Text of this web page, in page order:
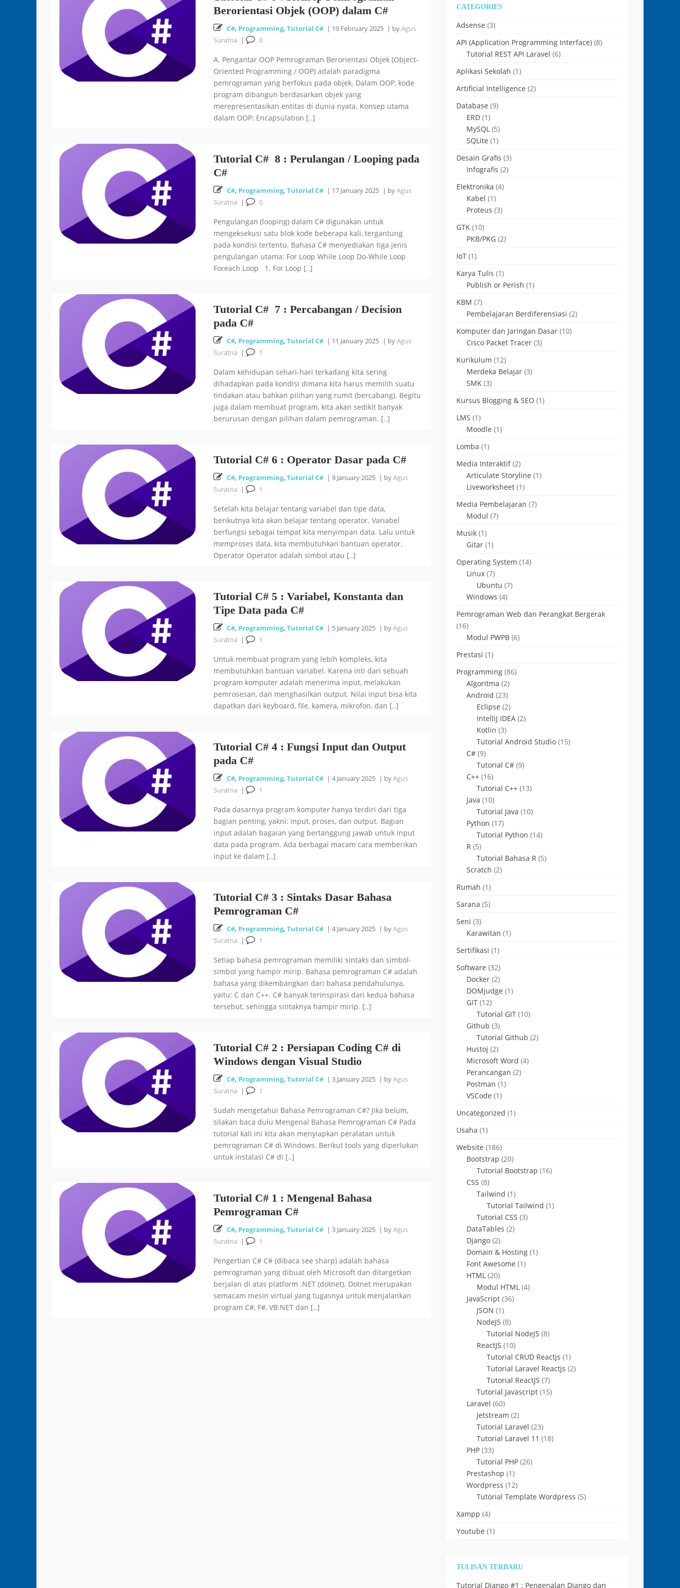
Berorientasi Objek (OOP) dalam C#
C#, Programming, Tutorial C# | 19 February 2025 | byAgus
Suratna
| 0
A. Pengantar OOP Pemrograman Berorientasi Objek (Object-
Oriented Programming / OOP) adalah paradigma
pemrograman yang berfokus pada objek. Dalam OOP, kode
program dibangun berdasarkan objek yang
merepresentasikan entitas di dunia nyata. Konsep utama
dalam OOP: Encapsulation [..]
Tutorial C# 8 : Perulangan / Looping pada
C#
C#, Programming, Tutorial C# | 17 January 2025 | byAgus
Suratna
| 0
Pengulangan (looping) dalam C# digunakan untuk
mengeksekusi satu blok kode beberapa kali, tergantung
pada kondisi tertentu. Bahasa C# menyediakan tiga jenis
pengulangan utama: For Loop While Loop Do-While Loop
Foreach Loop 1. For Loop [..]
Tutorial C# 7 : Percabangan / Decision
pada C#
C#, Programming, Tutorial C# | 11 January 2025 | byAgus
Suratna
| 1
Dalam kehidupan sehari-hari terkadang kita sering
dihadapkan pada kondisi dimana kita harus memilih suatu
tindakan atau bahkan pilihan yang rumit (bercabang). Begitu
juga dalam membuat program, kita akan sedikit banyak
berurusan dengan pilihan dalam pemrograman. [..]
Tutorial C# 6 : Operator Dasar pada C#
C#, Programming, Tutorial C# | 9 January 2025 | byAgus
Suratna
| 1
Setelah kita belajar tentang variabel dan tipe data,
berikutnya kita akan belajar tentang operator. Variabel
berfungsi sebagai tempat kita menyimpan data. Lalu untuk
memproses data, kita membutuhkan bantuan operator.
Operator Operator adalah simbol atau [..]
Tutorial C# 5 : Variabel, Konstanta dan
Tipe Data pada C#
C#, Programming, Tutorial C# | 5 January 2025 | byAgus
Suratna
| 1
Untuk membuat program yang lebih kompleks, kita
membutuhkan bantuan variabel. Karena inti dari sebuah
program komputer adalah menerima input, melakukan
pemrosesan, dan menghasilkan output. Nilai input bisa kita
dapatkan dari keyboard, file, kamera, mikrofon, dan [..]
Tutorial C# 4 : Fungsi Input dan Output
pada C#
C#, Programming, Tutorial C# | 4 January 2025 | byAgus
Suratna
| 1
Pada dasarnya program komputer hanya terdiri dari tiga
bagian penting, yakni: input, proses, dan output. Bagian
input adalah bagaian yang bertanggung jawab untuk input
data pada program. Ada berbagai macam cara memberikan
input ke dalam [..]
Tutorial C# 3 : Sintaks Dasar Bahasa
Pemrograman C#
C#, Programming, Tutorial C# | 4 January 2025 | byAgus
Suratna
| 1
Setiap bahasa pemrograman memiliki sintaks dan simbol-
simbol yang hampir mirip. Bahasa pemrograman C# adalah
bahasa yang dikembangkan dari bahasa pendahulunya,
yaitu: C dan C++. C# banyak terinspirasi dari kedua bahasa
tersebut, sehingga sintaknya hampir mirip. [..]
Tutorial C# 2 : Persiapan Coding C# di
Windows dengan Visual Studio
C#, Programming, Tutorial C# | 3 January 2025 | byAgus
Suratna
| 1
Sudah mengetahui Bahasa Pemrograman C#? Jika belum,
silakan baca dulu Mengenal Bahasa Pemrograman C# Pada
tutorial kali ini kita akan menyiapkan peralatan untuk
pemrograman C# di Windows. Berikut tools yang diperlukan
untuk instalasi C# di [..]
Tutorial C# 1 : Mengenal Bahasa
Pemrograman C#
C#, Programming, Tutorial C# | 3 January 2025 | byAgus
Suratna
| 1
Pengertian C# C# (dibaca see sharp) adalah bahasa
pemrograman yang dibuat oleh Microsoft dan ditargetkan
berjalan di atas platform .NET (dotnet). Dotnet merupakan
semacam mesin virtual yang tugasnya untuk menjalankan
program C#, F#, VB.NET dan [..]
CATEGORIES
Adsense (3)
API (Application Programming Interface) (8)
Tutorial REST API Laravel (6)
Aplikasi Sekolah (1)
Artificial Intelligence (2)
Database (9)
ERD (1)
MySQL (5)
SQLite (1)
Desain Grafis (3)
Infografis (2)
Elektronika (4)
Kabel (1)
Proteus (3)
GTK (10)
PKB/PKG (2)
IoT (1)
Karya Tulis (1)
Publish or Perish (1)
KBM (7)
Pembelajaran Berdiferensiasi (2)
Komputer dan Jaringan Dasar (10)
Cisco Packet Tracer (3)
Kurikulum (12)
Merdeka Belajar (3)
SMK (3)
Kursus Blogging & SEO (1)
LMS (1)
Moodle (1)
Lomba (1)
Media Interaktif(2)
Articulate Storyline (1)
Liveworksheet (1)
Media Pembelajaran (7)
Modul (7)
Musik (1)
Gitar (1)
Operating System (14)
Linux (7)
Ubuntu (7)
Windows (4)
Pemrograman Web dan Perangkat Bergerak
(16)
Modul PWPB (6)
Prestasi (1)
Programming (86)
Algoritma (2)
Android (23)
Eclipse (2)
IntelliJ IDEA (2)
Kotlin (3)
Tutorial Android Studio (15)
C# (9)
Tutorial C# (9)
C++ (16)
Tutorial C++ (13)
Java (10)
Tutorial Java (10)
Python (17)
Tutorial Python (14)
R (5)
Tutorial Bahasa R (5)
Scratch (2)
Rumah (1)
Sarana (5)
Seni (3)
Karawitan (1)
Sertifikasi (1)
Software (32)
Docker (2)
DOMjudge (1)
GIT (12)
Tutorial GIT (10)
Github (3)
Tutorial Github (2)
Hustoj (2)
Microsoft Word (4)
Perancangan (2)
Postman (1)
VSCode (1)
Uncategorized (1)
Usaha (1)
Website (186)
Bootstrap (20)
Tutorial Bootstrap (16)
CSS (8)
Tailwind (1)
Tutorial Tailwind (1)
Tutorial CSS (3)
DataTables (2)
Django (2)
Domain & Hosting (1)
Font Awesome (1)
HTML (20)
Modul HTML (4)
JavaScript (36)
JSON (1)
NodeJS (8)
Tutorial NodeJS (8)
ReactJS (10)
Tutorial CRUD Reactjs (1)
Tutorial Laravel Reactjs (2)
Tutorial ReactJS (7)
Tutorial Javascript (15)
Laravel (60)
Jetstream (2)
Tutorial Laravel (23)
Tutorial Laravel 11 (18)
PHP (33)
Tutorial PHP (26)
Prestashop (1)
Wordpress (12)
Tutorial Template Wordpress (5)
Xampp (4)
Youtube (1)
TULISAN TERBARU
Tutorial Django #1 : Pengenalan Django dan